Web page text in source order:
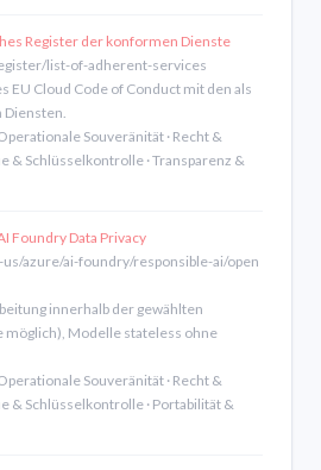
Register der konformen Dienste
list-of-adherent-services
EU Cloud Code of Conduct mit den als
Souveränität · Recht &
& Schlüsselkontrolle · Transparenz &
Foundry Data Privacy
azure/ai-foundry/responsible-ai/open
innerhalb der gewählten
möglich), Modelle stateless ohne
Souveränität · Recht &
& Schlüsselkontrolle · Portabilität &